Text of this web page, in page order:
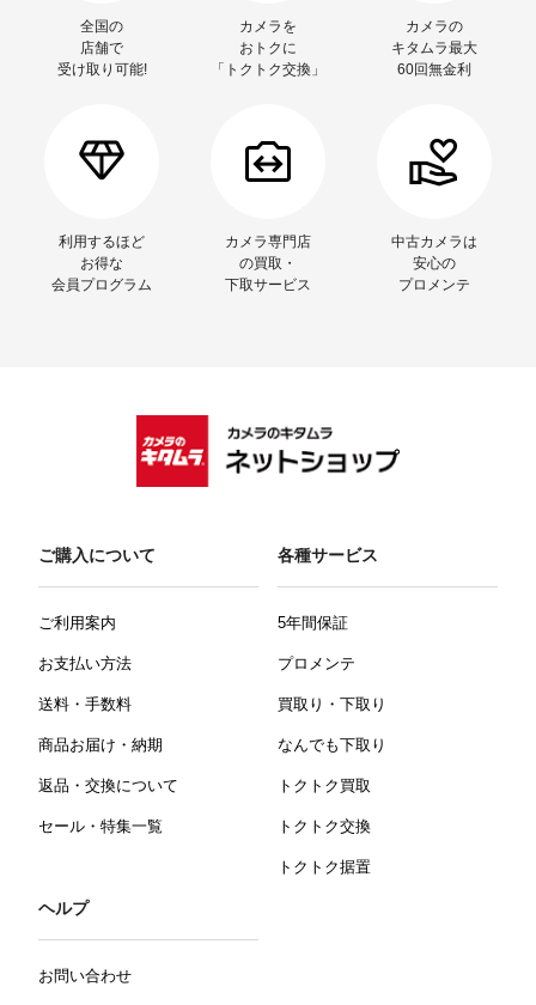
全国の
店舗で
受け取り可能!
カメラを
おトクに
「トクトク交換」
カメラの
キタムラ最大
60回無金利
利用するほど
お得な
会員プログラム
カメラ専門店
の買取・
下取サービス
中古カメラは
安心の
プロメンテ
ご購入について
ご利用案内
お支払い方法
送料・手数料
商品お届け・納期
返品・交換について
セール・特集一覧
各種サービス
5年間保証
プロメンテ
買取り・下取り
なんでも下取り
トクトク買取
トクトク交換
トクトク据置
ヘルプ
お問い合わせ